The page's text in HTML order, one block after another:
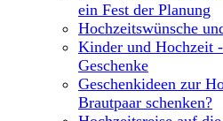
ein Fest der Planung
Hochzeitswünsche
Kinder und Hochzeit
Geschenke
Geschenkideen zur
Brautpaar schenken?